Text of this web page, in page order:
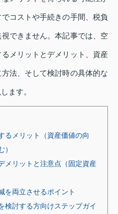
コストや手続きの手間、税負
できません。本記事では、空
メリットとデメリット、資産
法、そして検討時の具体的な
ます。
るメリット（資産価値の向
）
メリットと注意点（固定資産
を両立させるポイント
検討する方向けステップガイ